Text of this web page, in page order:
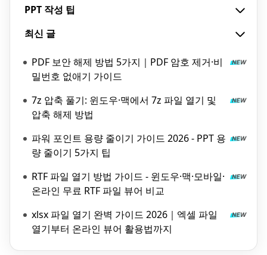
PPT 작성 팁
최신 글
PDF 보안 해제 방법 5가지｜PDF 암호 제거·비
밀번호 없애기 가이드
7z 압축 풀기: 윈도우·맥에서 7z 파일 열기 및
압축 해제 방법
파워 포인트 용량 줄이기 가이드 2026 - PPT 용
량 줄이기 5가지 팁
RTF 파일 열기 방법 가이드 - 윈도우·맥·모바일·
온라인 무료 RTF 파일 뷰어 비교
xlsx 파일 열기 완벽 가이드 2026｜엑셀 파일
열기부터 온라인 뷰어 활용법까지